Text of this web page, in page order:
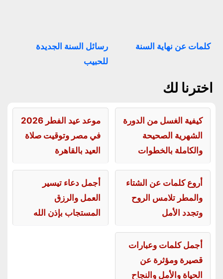
كلمات عن نهاية السنة
رسائل السنة الجديدة
للحبيب
اخترنا لك
كيفية الغسل من الدورة
الشهرية الصحيحة
والكاملة بالخطوات
موعد عيد الفطر 2026
في مصر وتوقيت صلاة
العيد بالقاهرة
أروع كلمات عن الشتاء
والمطر تلامس الروح
وتجدد الأمل
أجمل دعاء تيسير
العمل والرزق
المستجاب بإذن الله
أجمل كلمات وعبارات
قصيرة ومؤثرة عن
الحياة والأمل والنجاح